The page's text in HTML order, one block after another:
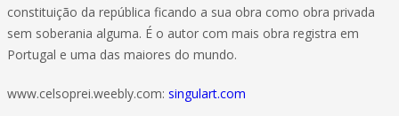
constituição da república ficando a sua obra como obra privada
sem soberania alguma. É o autor com mais obra registra em
Portugal e uma das maiores do mundo.
www.celsoprei.weebly.com: singulart.com